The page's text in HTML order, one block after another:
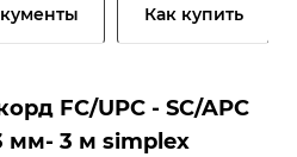
Как купить
FC/UPC - SC/APC
мм- 3 м simplex